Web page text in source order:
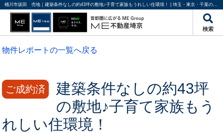
桶川市坂田 売地｜建築条件なしの約43坪の敷地♪子育て家族もうれしい住環境！ | 埼玉・東京・千葉の不動産のことならME不動産埼京
検索
物件レポートの一覧へ戻る
ご成約済
建築条件なしの約43坪
の敷地♪子育て家族もう
れしい住環境！